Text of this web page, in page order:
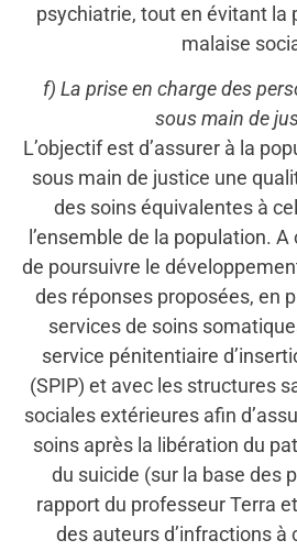
psychiatrie, tout en évitant la
malaise
f) La prise en charge des
sous main de
L’objectif est d’assurer à la
sous main de justice une
des soins équivalentes à
l’ensemble de la population.
de poursuivre le
des réponses proposées, en
services de soins
service pénitentiaire
(SPIP) et avec les structures
sociales extérieures afin
soins après la libération du
du suicide (sur la base des
rapport du professeur Terra
des auteurs d’infractions à